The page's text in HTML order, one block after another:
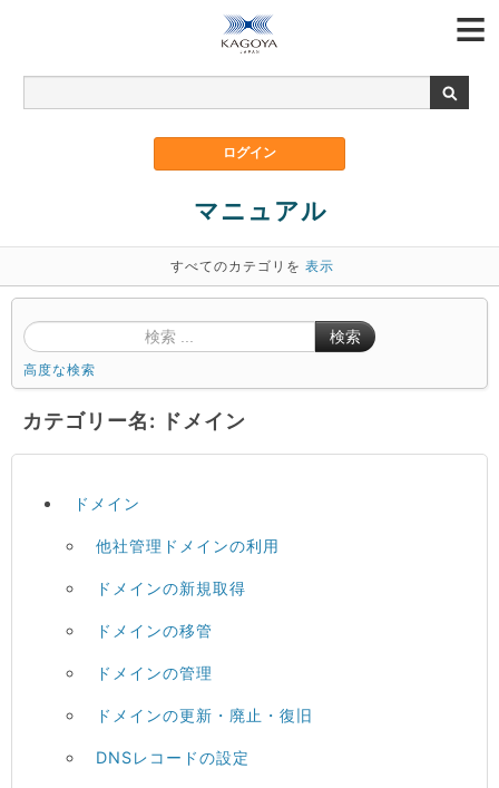
マニュアル
すべてのカテゴリを 表示
検索
高度な検索
カテゴリー名: ドメイン
ドメイン
他社管理ドメインの利用
ドメインの新規取得
ドメインの移管
ドメインの管理
ドメインの更新・廃止・復旧
DNSレコードの設定